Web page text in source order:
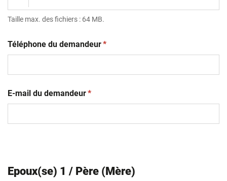
Taille max. des fichiers : 64 MB.
Téléphone du demandeur(obligatoire)
*
E-mail du demandeur(obligatoire)
*
Epoux(se) 1 / Père (Mère)